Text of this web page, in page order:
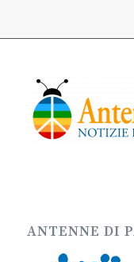
ANTENNE DI